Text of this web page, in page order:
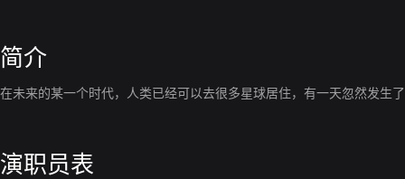
简介
在未来的某一个时代，人类已经可以去很多星球居住，有一天忽然发生
演职员表